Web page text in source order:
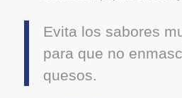
Evita los sabores
para que no
quesos.